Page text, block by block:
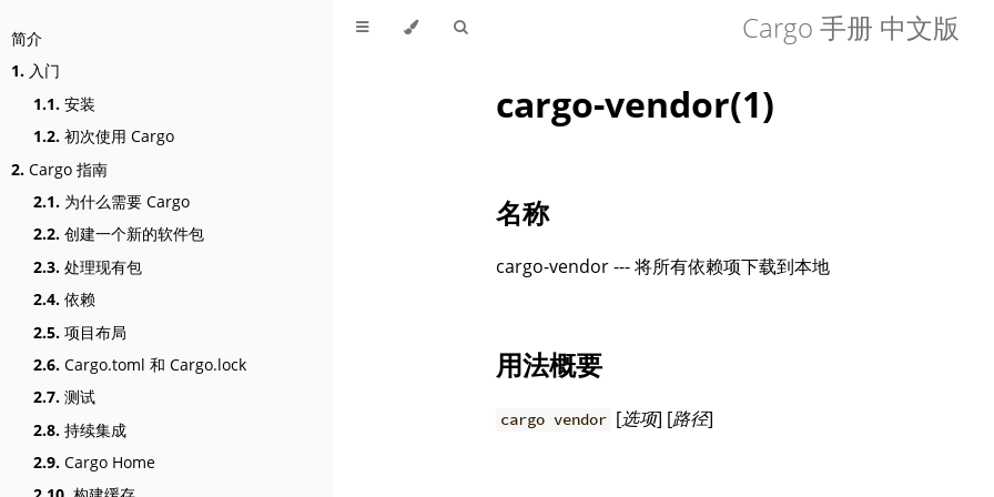
简介
1. 入门
1.1. 安装
1.2. 初次使用 Cargo
2. Cargo 指南
2.1. 为什么需要 Cargo
2.2. 创建一个新的软件包
2.3. 处理现有包
2.4. 依赖
2.5. 项目布局
2.6. Cargo.toml 和 Cargo.lock
2.7. 测试
2.8. 持续集成
2.9. Cargo Home
Cargo 手册 中文版
cargo-vendor(1)
名称
cargo-vendor --- 将所有依赖项下载到本地
用法概要
cargo vendor [选项] [路径]